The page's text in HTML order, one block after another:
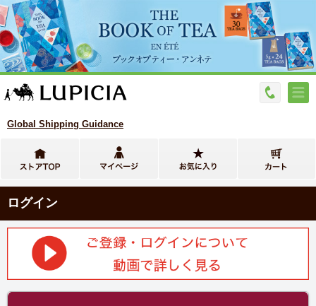
Global Shipping Guidance
ログイン